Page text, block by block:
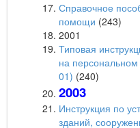
Справочное
помощи (243)
2001
Типовая
на
01) (240)
2003
Инструкция по
зданий,